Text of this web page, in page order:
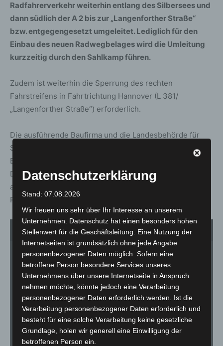
Radfahrerverkehr weiterhin entlang des Silbersees und
dann südlich der A 2 bis zur „Langenforther Straße“
bzw. entgegengesetzt umgeleitet. Lediglich für den
Einbau des neuen Radwegbelages wird die Umleitung
kurzzeitig durch den Sahlkamp führen.
Zudem ist weiterhin die Sperrung des rechten
Fahrstreifens in Fahrtrichtung Hannover (L 381/
„Langenforther Straße“) erforderlich.
Die ausführende Baufirma und die Landesbehörde für
Straßenbau und Verkehr sind bemüht, alle
Beeinträchtigungen auf ein Mindestmaß zu beschränken.
Die Landesbehörde für Straßenbau und Verkehr dankt
allen Verkehrsteilnehmern und Anliegern für ihre
Rücksichtnahme und ihr Verständnis.
1von 2
Datenschutzerklärung
Stand: 07.08.2026
Wir freuen uns sehr über Ihr Interesse an unserem
Unternehmen. Datenschutz hat einen besonders hohen
Stellenwert für die Geschäftsleitung. Eine Nutzung der
Internetseiten ist grundsätzlich ohne jede Angabe
personenbezogener Daten möglich. Sofern eine
betroffene Person besondere Services unseres
Unternehmens über unsere Internetseite in Anspruch
nehmen möchte, könnte jedoch eine Verarbeitung
personenbezogener Daten erforderlich werden. Ist die
Verarbeitung personenbezogener Daten erforderlich und
besteht für eine solche Verarbeitung keine gesetzliche
Grundlage, holen wir generell eine Einwilligung der
betroffenen Person ein.